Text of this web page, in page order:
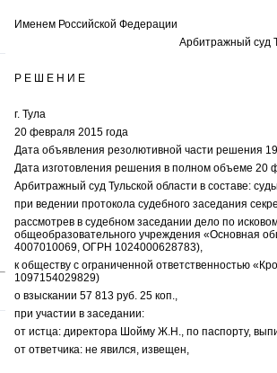
Именем Российской Федерации
Арбитражный суд
Р Е Ш Е Н И Е
г. Тула
20 февраля 2015 года
Дата объявления резолютивной части решения
Дата изготовления решения в полном объеме 20
Арбитражный суд Тульской области в составе:
при ведении протокола судебного заседания
рассмотрев в судебном заседании дело по
общеобразовательного учреждения
4007010069, ОГРН 1024000628783),
к обществу с ограниченной
1097154029829)
о взыскании 57 813 руб. 25 коп.,
при участии в заседании:
от истца: директора Шойму Ж.Н., по паспорту,
от ответчика: не явился, извещен,